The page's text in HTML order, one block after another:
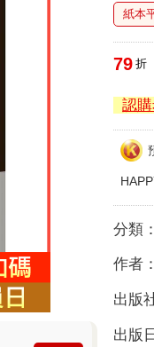
紙本
79 折
認
分類：
作者：
出版
出版